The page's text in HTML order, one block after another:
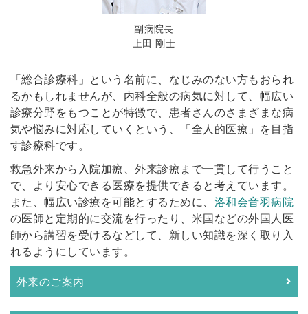
副病院長
上田 剛士
「総合診療科」という名前に、なじみのない方もおられ
るかもしれませんが、内科全般の病気に対して、幅広い
診療分野をもつことが特徴で、患者さんのさまざまな病
気や悩みに対応していくという、「全人的医療」を目指
す診療科です。
救急外来から入院加療、外来診療まで一貫して行うこと
で、より安心できる医療を提供できると考えています。
また、幅広い診療を可能とするために、 洛和会音羽病院
の医師と定期的に交流を行ったり、米国などの外国人医
師から講習を受けるなどして、新しい知識を深く取り入
れるようにしています。
外来のご案内